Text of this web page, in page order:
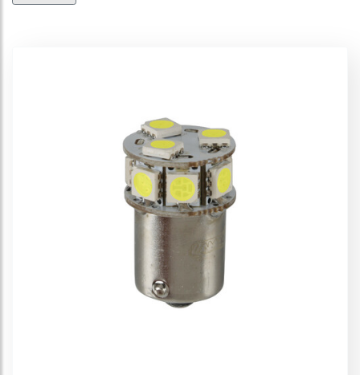
Luces de led - T10-T15 Luces de led - T4W
Paneles de led
DRL-KIT, Kit de conversion de luz diurna
DRL Modules, Módulos LED para luces de circulación diurna